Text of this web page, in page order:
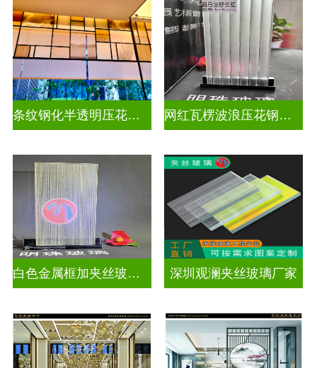
条纹钢化半透明压花玻璃 网红瓦楞波浪压花钢化玻璃
白色金属框加夹丝玻璃怎么安装 深圳观澜夹丝玻璃厂家